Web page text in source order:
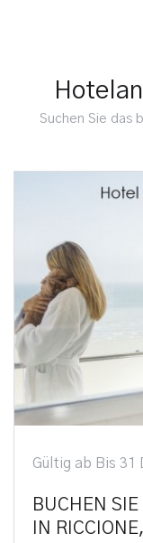
Suchen Sie das
ab Bis 31 Dezember
SIE DAS
DAS